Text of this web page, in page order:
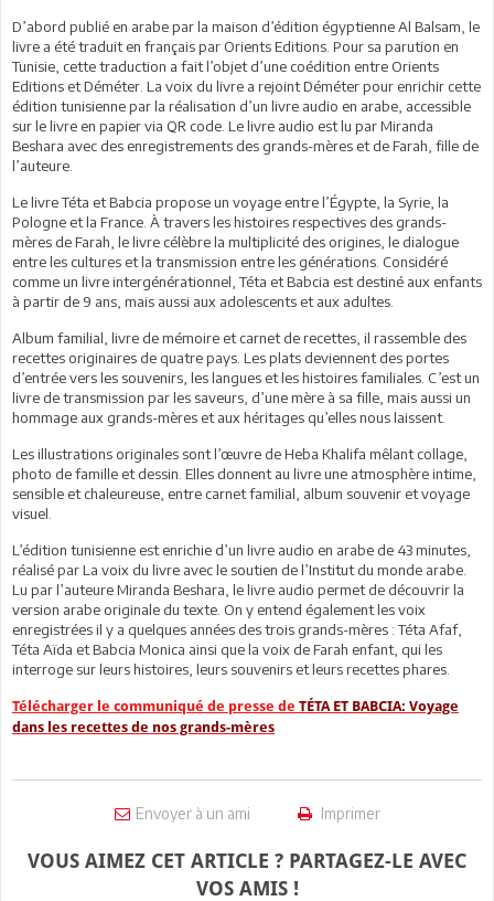
D’abord publié en arabe par la maison d’édition égyptienne Al Balsam, le
livre a été traduit en français par Orients Editions. Pour sa parution en
Tunisie, cette traduction a fait l’objet d’une coédition entre Orients
Editions et Déméter. La voix du livre a rejoint Déméter pour enrichir cette
édition tunisienne par la réalisation d’un livre audio en arabe, accessible
sur le livre en papier via QR code. Le livre audio est lu par Miranda
Beshara avec des enregistrements des grands-mères et de Farah, fille de
l’auteure.
Le livre Téta et Babcia propose un voyage entre l’Égypte, la Syrie, la
Pologne et la France. À travers les histoires respectives des grands-
mères de Farah, le livre célèbre la multiplicité des origines, le dialogue
entre les cultures et la transmission entre les générations. Considéré
comme un livre intergénérationnel, Téta et Babcia est destiné aux enfants
à partir de 9 ans, mais aussi aux adolescents et aux adultes.
Album familial, livre de mémoire et carnet de recettes, il rassemble des
recettes originaires de quatre pays. Les plats deviennent des portes
d’entrée vers les souvenirs, les langues et les histoires familiales. C’est un
livre de transmission par les saveurs, d’une mère à sa fille, mais aussi un
hommage aux grands-mères et aux héritages qu’elles nous laissent.
Les illustrations originales sont l’œuvre de Heba Khalifa mêlant collage,
photo de famille et dessin. Elles donnent au livre une atmosphère intime,
sensible et chaleureuse, entre carnet familial, album souvenir et voyage
visuel.
L’édition tunisienne est enrichie d’un livre audio en arabe de 43 minutes,
réalisé par La voix du livre avec le soutien de l’Institut du monde arabe.
Lu par l’auteure Miranda Beshara, le livre audio permet de découvrir la
version arabe originale du texte. On y entend également les voix
enregistrées il y a quelques années des trois grands-mères : Téta Afaf,
Téta Aïda et Babcia Monica ainsi que la voix de Farah enfant, qui les
interroge sur leurs histoires, leurs souvenirs et leurs recettes phares.
Télécharger le communiqué de presse de TÉTA ET BABCIA: Voyage
dans les recettes de nos grands-mères
Envoyer à un ami Imprimer
VOUS AIMEZ CET ARTICLE ? PARTAGEZ-LE AVEC
VOS AMIS !